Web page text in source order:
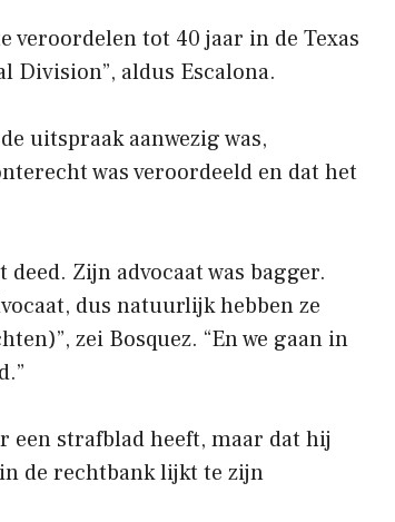
veroordelen tot 40 jaar in de Texas
aldus Escalona.
uitspraak aanwezig was,
was veroordeeld en dat het
deed. Zijn advocaat was bagger.
dus natuurlijk hebben ze
zei Bosquez. “En we gaan in
een strafblad heeft, maar dat hij
de rechtbank lijkt te zijn